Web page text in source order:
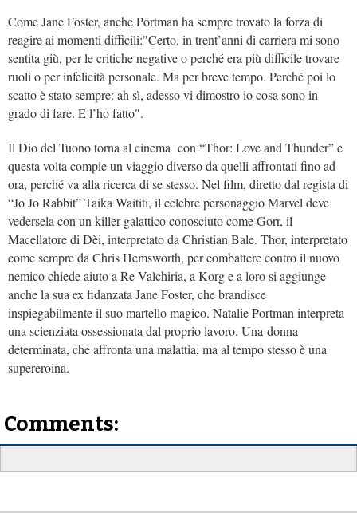
Come Jane Foster, anche Portman ha sempre trovato la forza di
reagire ai momenti difficili:"Certo, in trent’anni di carriera mi sono
sentita giù, per le critiche negative o perché era più difficile trovare
ruoli o per infelicità personale. Ma per breve tempo. Perché poi lo
scatto è stato sempre: ah sì, adesso vi dimostro io cosa sono in
grado di fare. E l’ho fatto".
Il Dio del Tuono torna al cinema con “Thor: Love and Thunder” e
questa volta compie un viaggio diverso da quelli affrontati fino ad
ora, perché va alla ricerca di se stesso. Nel film, diretto dal regista di
“Jo Jo Rabbit” Taika Waititi, il celebre personaggio Marvel deve
vedersela con un killer galattico conosciuto come Gorr, il
Macellatore di Dèi, interpretato da Christian Bale. Thor, interpretato
come sempre da Chris Hemsworth, per combattere contro il nuovo
nemico chiede aiuto a Re Valchiria, a Korg e a loro si aggiunge
anche la sua ex fidanzata Jane Foster, che brandisce
inspiegabilmente il suo martello magico. Natalie Portman interpreta
una scienziata ossessionata dal proprio lavoro. Una donna
determinata, che affronta una malattia, ma al tempo stesso è una
supereroina.
Comments: